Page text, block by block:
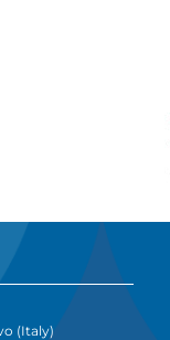
(Italy)